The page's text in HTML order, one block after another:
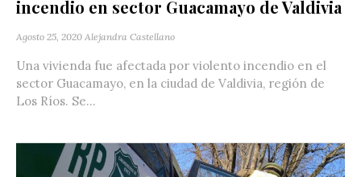
incendio en sector Guacamayo de Valdivia
Agosto 25, 2020 Alejandra Castellano
Una vivienda fue afectada por violento incendio en el
sector Guacamayo, en la ciudad de Valdivia, región de
Los Ríos. Se...